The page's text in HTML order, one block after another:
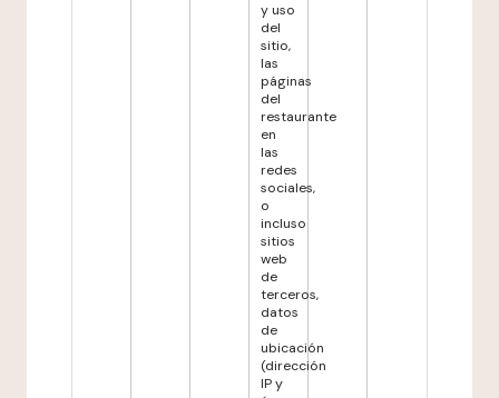
y uso
del
sitio,
las
páginas
del
restaurante
en
las
redes
sociales,
o
incluso
sitios
web
de
terceros,
datos
de
ubicación
(dirección
IP y